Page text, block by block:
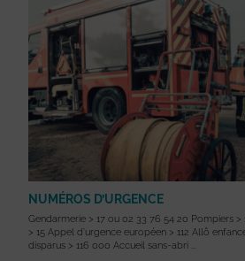
NUMÉROS D’URGENCE
Gendarmerie > 17 ou 02 33 76 54 20 Pompiers
> 15 Appel d’urgence européen > 112 Allô
disparus > 116 000 Accueil sans-abri ...